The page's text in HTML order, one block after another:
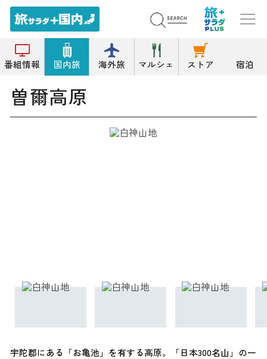
番組情報 国内旅 海外旅 マルシェ ストア 宿泊
トップ 曽爾高原
曽爾高原
宇陀郡にある「お亀池」を有する高原。「日本300名山」の一